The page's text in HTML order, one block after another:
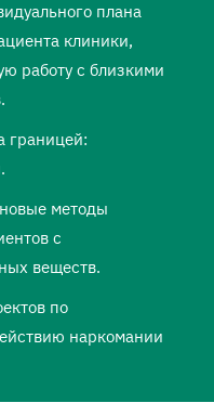
плана
клиники,
работу с близкими
границей:
методы
с
веществ.
по
наркомании